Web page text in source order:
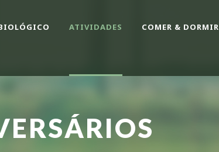
ATIVIDADES COMER & DORMIR